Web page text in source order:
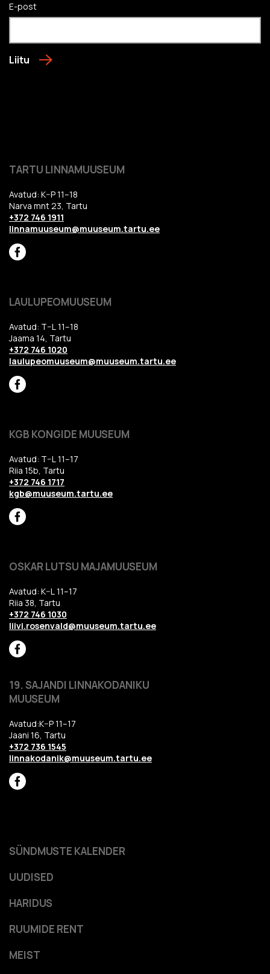
E-post
Liitu
TARTU LINNAMUUSEUM
Avatud: K–P 11–18
Narva mnt 23, Tartu
+372 746 1911
linnamuuseum@muuseum.tartu.ee
LAULUPEOMUUSEUM
Avatud: T–L 11–18
Jaama 14, Tartu
+372 746 1020
laulupeomuuseum@muuseum.tartu.ee
KGB KONGIDE MUUSEUM
Avatud: T–L 11–17
Riia 15b, Tartu
+372 746 1717
kgb@muuseum.tartu.ee
OSKAR LUTSU MAJAMUUSEUM
Avatud: K–L 11–17
Riia 38, Tartu
+372 746 1030
liivi.rosenvald@muuseum.tartu.ee
19. SAJANDI LINNAKODANIKU
MUUSEUM
Avatud:K–P 11–17
Jaani 16, Tartu
+372 736 1545
linnakodanik@muuseum.tartu.ee
HARIDUS
RUUMIDE RENT
MEIST
SÜNDMUSTE KALENDER
UUDISED